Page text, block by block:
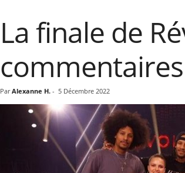
La finale de
Par Alexanne H. - 5 Décembre 2022